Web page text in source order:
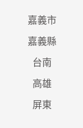
嘉義市
嘉義縣
台南
高雄
屏東